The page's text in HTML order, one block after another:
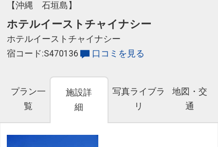
【沖縄 石垣島】
ホテルイーストチャイナシー
ホテルイーストチャイナシー
宿コード:S470136
口コミを見る
プラン一
覧
施設詳
細
写真ライブラ
リ
地図・交
通